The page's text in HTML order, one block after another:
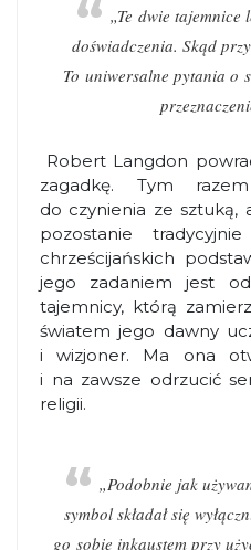
„Te dwie tajemnice
doświadczenia. Skąd
To uniwersalne pytania o
Robert Langdon
zagadkę. Tym
do czynienia ze sztuką,
pozostanie
chrześcijańskich
jego zadaniem jest
tajemnicy, którą
światem jego dawny
i wizjoner. Ma ona
i na zawsze odrzucić
religii.
„Podobnie jak
symbol składał się
go sobie inkaustem przy